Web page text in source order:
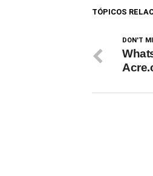
TÓPICOS
DON'T